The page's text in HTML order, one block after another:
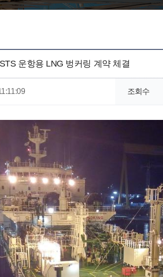
운항용 LNG 벙커링 계약 체결
조회수